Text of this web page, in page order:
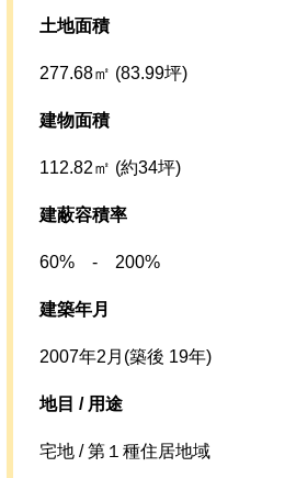
土地面積
277.68㎡ (83.99坪)
建物面積
112.82㎡ (約34坪)
建蔽容積率
60% - 200%
建築年月
2007年2月(築後 19年)
地目 / 用途
宅地 / 第１種住居地域